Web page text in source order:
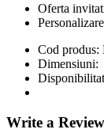
Oferta
Cod produs:
Dimensiuni:
Write a Review